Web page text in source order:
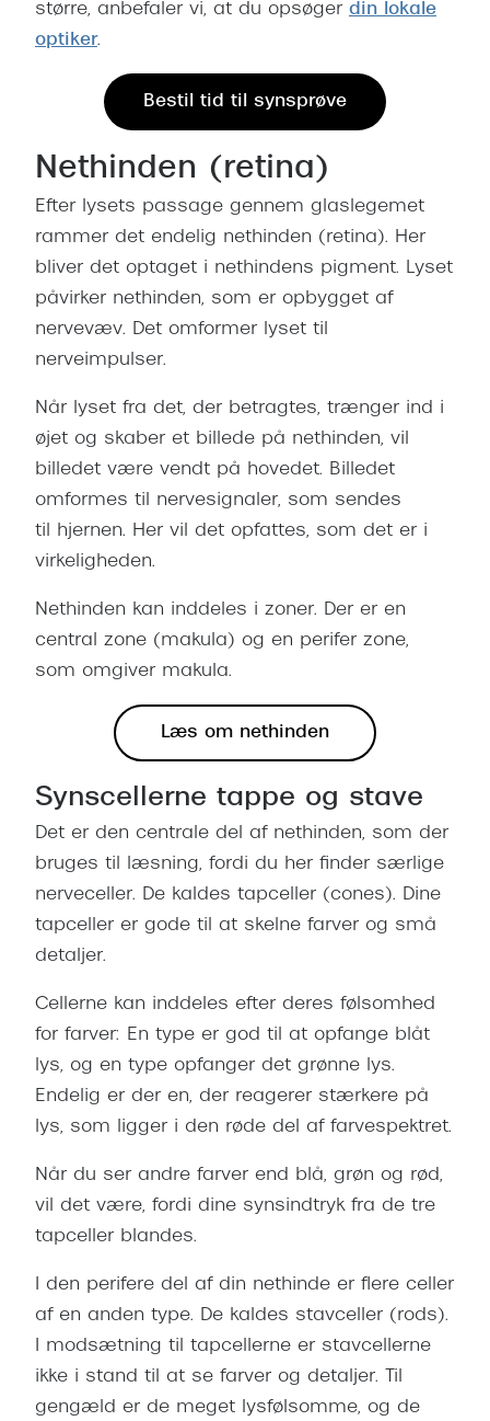
større, anbefaler vi, at du opsøger din lokale
optiker.
Bestil tid til synsprøve
Nethinden (retina)
Efter lysets passage gennem glaslegemet
rammer det endelig nethinden (retina). Her
bliver det optaget i nethindens pigment. Lyset
påvirker nethinden, som er opbygget af
nervevæv. Det omformer lyset til
nerveimpulser.
Når lyset fra det, der betragtes, trænger ind i
øjet og skaber et billede på nethinden, vil
billedet være vendt på hovedet. Billedet
omformes til nervesignaler, som sendes
til hjernen. Her vil det opfattes, som det er i
virkeligheden.
Nethinden kan inddeles i zoner. Der er en
central zone (makula) og en perifer zone,
som omgiver makula.
Læs om nethinden
Synscellerne tappe og stave
Det er den centrale del af nethinden, som der
bruges til læsning, fordi du her finder særlige
nerveceller. De kaldes tapceller (cones). Dine
tapceller er gode til at skelne farver og små
detaljer.
Cellerne kan inddeles efter deres følsomhed
for farver: En type er god til at opfange blåt
lys, og en type opfanger det grønne lys.
Endelig er der en, der reagerer stærkere på
lys, som ligger i den røde del af farvespektret.
Når du ser andre farver end blå, grøn og rød,
vil det være, fordi dine synsindtryk fra de tre
tapceller blandes.
I den perifere del af din nethinde er flere celler
af en anden type. De kaldes stavceller (rods).
I modsætning til tapcellerne er stavcellerne
ikke i stand til at se farver og detaljer. Til
gengæld er de meget lysfølsomme, og de